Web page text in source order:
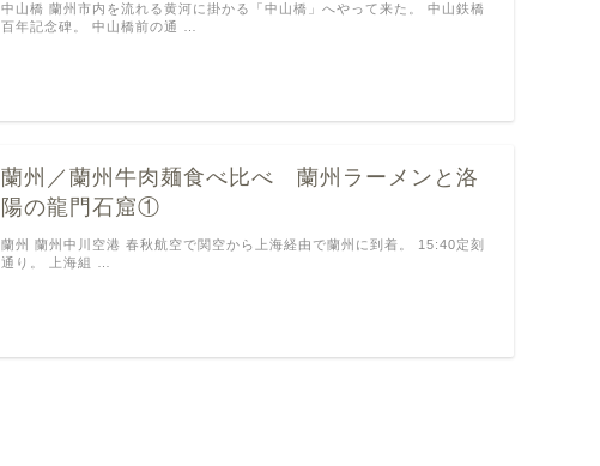
中山橋 蘭州市内を流れる黄河に掛かる「中山橋」へやって来た。 中山鉄橋
百年記念碑。 中山橋前の通 …
蘭州／蘭州牛肉麺食べ比べ 蘭州ラーメンと洛
陽の龍門石窟①
蘭州 蘭州中川空港 春秋航空で関空から上海経由で蘭州に到着。 15:40定刻
通り。 上海組 …